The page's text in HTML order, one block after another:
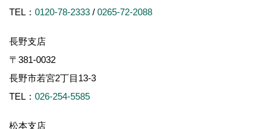
TEL： 0120-78-2333 / 0265-72-2088
長野支店
〒381-0032
長野市若宮2丁目13-3
TEL： 026-254-5585
松本支店